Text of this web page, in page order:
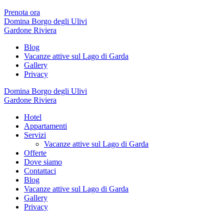
Prenota ora
Domina Borgo degli Ulivi
Gardone Riviera
Blog
Vacanze attive sul Lago di Garda
Gallery
Privacy
Domina Borgo degli Ulivi
Gardone Riviera
Hotel
Appartamenti
Servizi
Vacanze attive sul Lago di Garda
Offerte
Dove siamo
Contattaci
Blog
Vacanze attive sul Lago di Garda
Gallery
Privacy